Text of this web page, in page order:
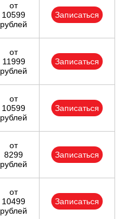
от
10599
рублей
Записаться
от
11999
рублей
Записаться
от
10599
рублей
Записаться
от
8299
рублей
Записаться
от
10499
рублей
Записаться